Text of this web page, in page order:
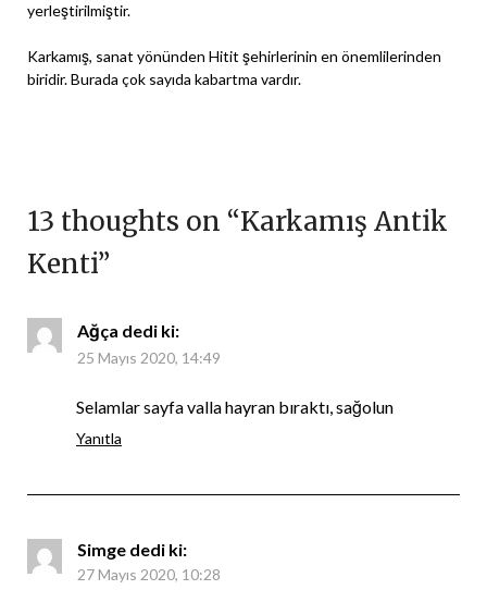
yerleştirilmiştir.
Karkamış, sanat yönünden Hitit şehirlerinin en önemlilerinden
biridir. Burada çok sayıda kabartma vardır.
13 thoughts on “Karkamış Antik
Kenti”
Ağça dedi ki:
25 Mayıs 2020, 14:49
Selamlar sayfa valla hayran bıraktı, sağolun
Yanıtla
Simge dedi ki:
27 Mayıs 2020, 10:28